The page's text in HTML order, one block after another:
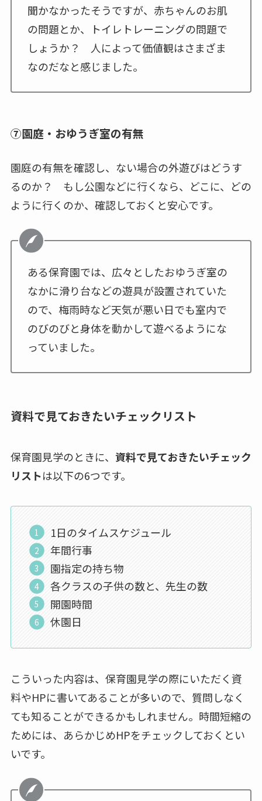
聞かなかったそうですが、赤ちゃんのお肌
の問題とか、トイレトレーニングの問題で
しょうか？ 人によって価値観はさまざま
なのだなと感じました。
⑦園庭・おゆうぎ室の有無
園庭の有無を確認し、ない場合の外遊びはどうす
るのか？ もし公園などに行くなら、どこに、どの
ように行くのか、確認しておくと安心です。
ある保育園では、広々としたおゆうぎ室の
なかに滑り台などの遊具が設置されていた
ので、梅雨時など天気が悪い日でも室内で
のびのびと身体を動かして遊べるようにな
っていました。
資料で見ておきたいチェックリスト
保育園見学のときに、 資料で見ておきたいチェック
リストは以下の6つです。
1日のタイムスケジュール
年間行事
園指定の持ち物
各クラスの子供の数と、先生の数
開園時間
休園日
こういった内容は、保育園見学の際にいただく資
料やHPに書いてあることが多いので、質問しなく
ても知ることができるかもしれません。時間短縮の
ためには、あらかじめHPをチェックしておくとい
いです。